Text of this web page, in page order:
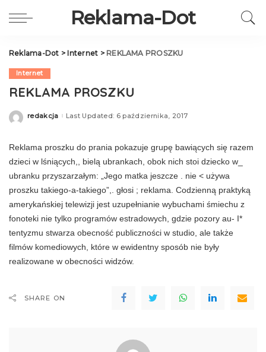
Reklama-Dot
Reklama-Dot > Internet > REKLAMA PROSZKU
Internet
REKLAMA PROSZKU
Posted
redakcja Last Updated: 6 października, 2017
Reklama proszku do prania pokazuje grupę bawiących się razem
dzieci w lśniących,, bielą ubrankach, obok nich stoi dziecko w_
ubranku przyszarzałym: „Jego matka jeszcze . nie < używa
proszku takiego-a-takiego”,. głosi ; reklama. Co­dzienną praktyką
amerykańskiej telewizji jest uzupełnianie wybuchami śmiechu z
fonoteki nie tylko programów estradowych, gdzie pozory au- I*
tentyzmu stwarza obecność publiczności w studio, ale także
filmów komediowych, które w ewident­ny sposób nie były
realizowane w obecności wi­dzów.
SHARE ON